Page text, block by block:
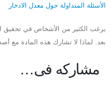
الأسئلة المتداولة حول معدل الادخار
يرغب الكثير من الأشخاص في تحقيق
بعد. لماذا لا تشارك هذه المادة مع
مشاركه فى…